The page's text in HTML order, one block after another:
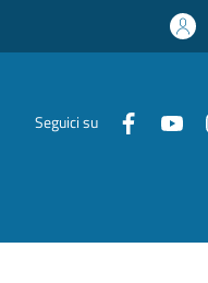
Seguici su